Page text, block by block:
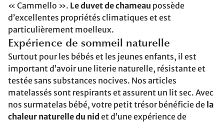
« Cammello ». Le duvet de chameau possède
d’excellentes propriétés climatiques et est
particulièrement moelleux.
Expérience de sommeil naturelle
Surtout pour les bébés et les jeunes enfants, il est
important d’avoir une literie naturelle, résistante et
testée sans substances nocives. Nos articles
matelassés sont respirants et assurent un lit sec. Avec
nos surmatelas bébé, votre petit trésor bénéficie de la
chaleur naturelle du nid et d’une expérience de